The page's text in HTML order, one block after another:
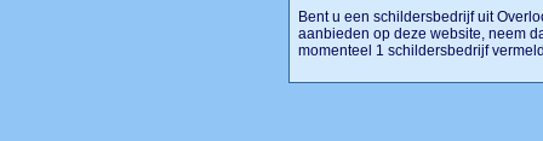
Bent u een schildersbedrijf uit
aanbieden op deze website, neem
momenteel 1 schildersbedrijf